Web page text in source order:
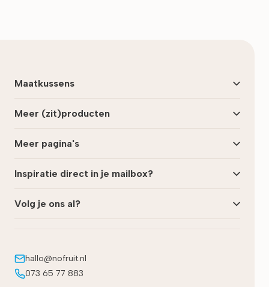
Maatkussens
Meer (zit)producten
Meer pagina's
Inspiratie direct in je mailbox?
Volg je ons al?
hallo@nofruit.nl
073 65 77 883